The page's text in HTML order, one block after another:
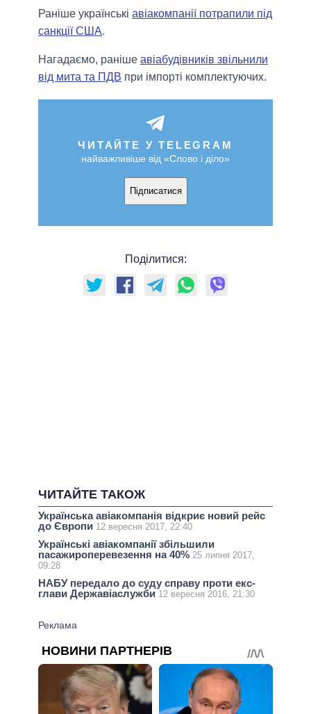
Раніше українські авіакомпанії потрапили під
санкції США.
Нагадаємо, раніше авіабудівників звільнили
від мита та ПДВ при імпорті комплектуючих.
ЧИТАЙТЕ У TELEGRAM
найважливіше від «Слово і діло»
Підписатися
Поділитися:
ЧИТАЙТЕ ТАКОЖ
Українська авіакомпанія відкриє новий рейс
до Європи 12 вересня 2017, 22:40
Українські авіакомпанії збільшили
пасажироперевезення на 40% 25 липня 2017,
09:28
НАБУ передало до суду справу проти екс-
глави Державіаслужби 12 вересня 2016, 21:30